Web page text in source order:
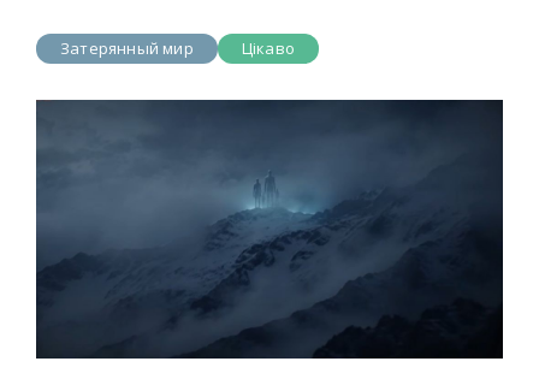
Затерянный мир Цікаво